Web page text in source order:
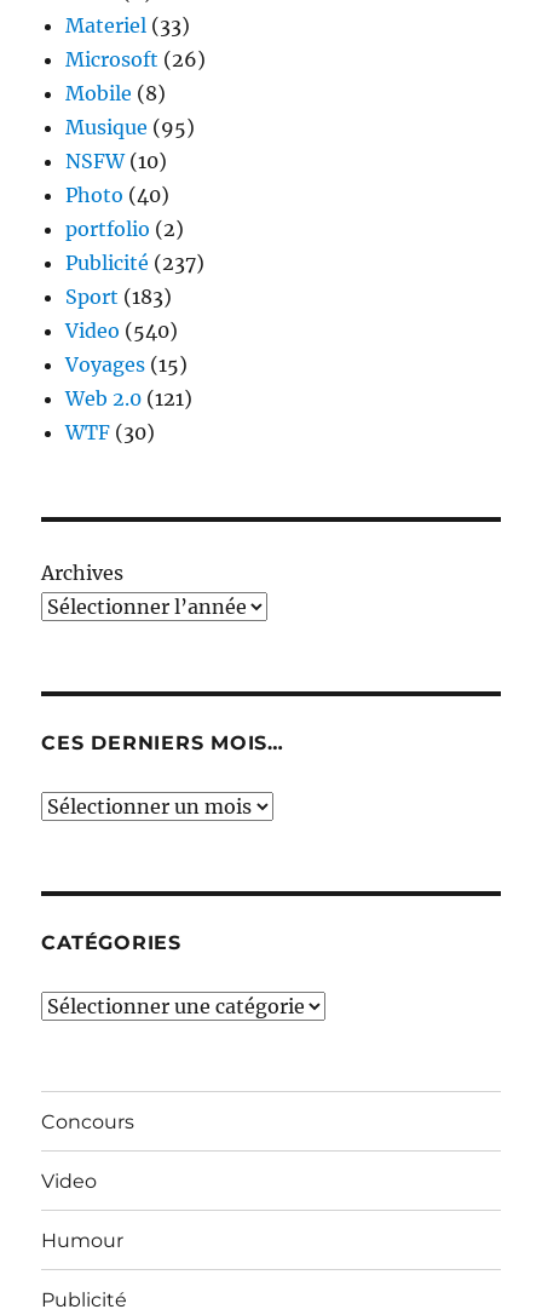
Materiel (33)
Microsoft (26)
Mobile (8)
Musique (95)
NSFW(10)
Photo (40)
portfolio (2)
Publicité (237)
Sport (183)
Video (540)
Voyages (15)
Web 2.0 (121)
WTF (30)
Archives
CES DERNIERS MOIS…
Ces
CATÉGORIES
Catégories
Concours
Video
Humour
Publicité